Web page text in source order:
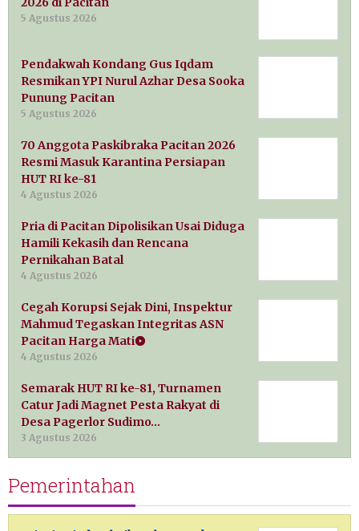
5 Agustus 2026
Pendakwah Kondang Gus Iqdam
Resmikan YPI Nurul Azhar Desa Sooka
Punung Pacitan
5 Agustus 2026
70 Anggota Paskibraka Pacitan 2026
Resmi Masuk Karantina Persiapan
HUT RI ke-81
4 Agustus 2026
Pria di Pacitan Dipolisikan Usai Diduga
Hamili Kekasih dan Rencana
Pernikahan Batal
4 Agustus 2026
Cegah Korupsi Sejak Dini, Inspektur
Mahmud Tegaskan Integritas ASN
Pacitan Harga Mati
4 Agustus 2026
Semarak HUT RI ke-81, Turnamen
Catur Jadi Magnet Pesta Rakyat di
Desa Pagerlor Sudimo…
3 Agustus 2026
Pemerintahan